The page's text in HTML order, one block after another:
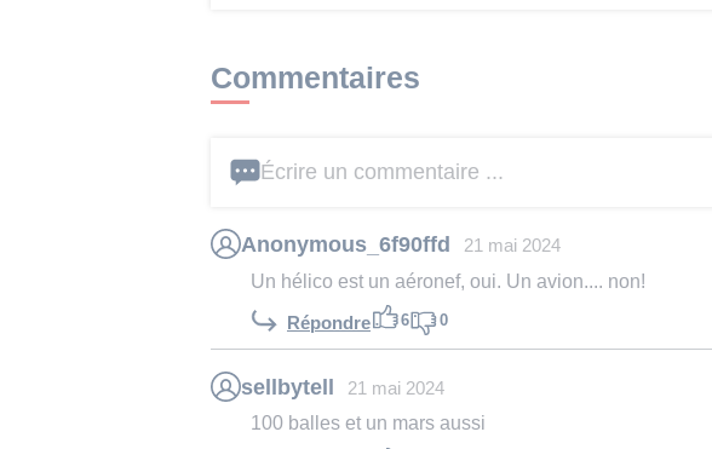
Commentaires
Écrire un commentaire ...
Anonymous_6f90ffd 21 mai 2024
Un hélico est un aéronef, oui. Un avion.... non!
Répondre 6 0
sellbytell 21 mai 2024
100 balles et un mars aussi